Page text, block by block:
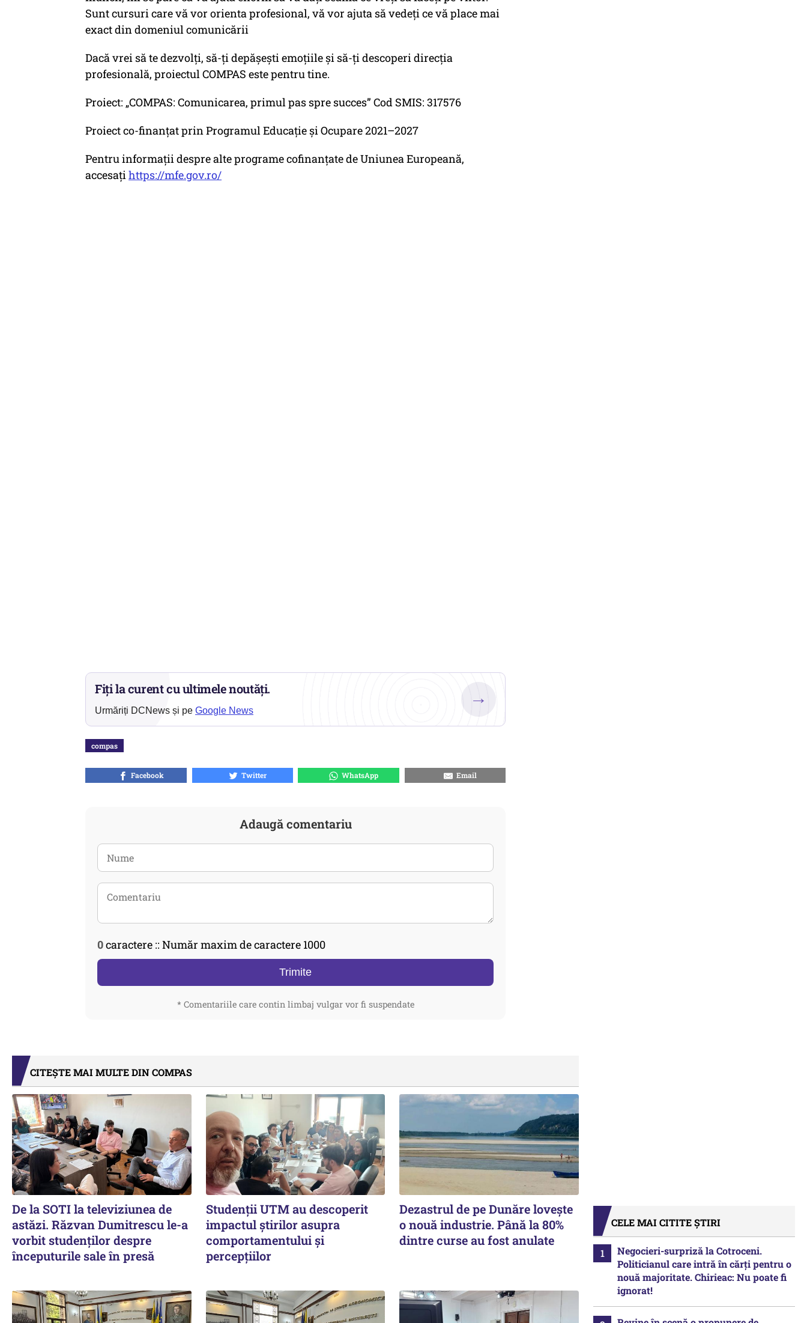
Sunt cursuri care vă vor orienta profesional, vă vor ajuta să vedeți ce vă place mai
exact din domeniul comunicării
Dacă vrei să te dezvolți, să-ți depășești emoțiile și să-ți descoperi direcția
profesională, proiectul COMPAS este pentru tine.
Proiect: „COMPAS: Comunicarea, primul pas spre succes” Cod SMIS: 317576
Proiect co-finanțat prin Programul Educație și Ocupare 2021–2027
Pentru informații despre alte programe cofinanțate de Uniunea Europeană,
accesațihttps://mfe.gov.ro/
Fiți la curent cu ultimele noutăți.
Urmăriți DCNews și pe Google News
→
compas
Facebook Twitter WhatsApp Email
Adaugă comentariu
0caractere :: Număr maxim de caractere 1000
Trimite
* Comentariile care contin limbaj vulgar vor fi suspendate
CITEȘTE MAI MULTE DIN COMPAS
De la SOTI la televiziunea de
astăzi. Răzvan Dumitrescu le-a
vorbit studenților despre
începuturile sale în presă
Studenții UTM au descoperit
impactul știrilor asupra
comportamentului și
percepțiilor
Dezastrul de pe Dunăre lovește
o nouă industrie. Până la 80%
dintre curse au fost anulate
CELE MAI CITITE ȘTIRI
Negocieri-surpriză la Cotroceni.
Politicianul care intră în cărți pentru o
nouă majoritate. Chirieac: Nu poate fi
ignorat!